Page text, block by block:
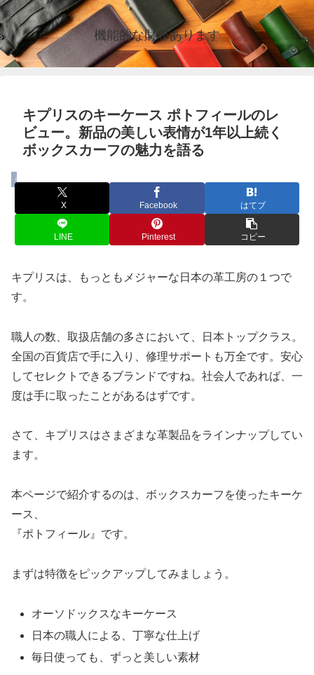
機能的な財布あります
キプリスのキーケース ポトフィールのレ
ビュー。新品の美しい表情が1年以上続く
ボックスカーフの魅力を語る
キーケース
X Facebook はてブ
LINE Pinterest コピー
キプリスは、もっともメジャーな日本の革工房の１つで
す。
職人の数、取扱店舗の多さにおいて、日本トップクラス。
全国の百貨店で手に入り、修理サポートも万全です。安心
してセレクトできるブランドですね。社会人であれば、一
度は手に取ったことがあるはずです。
さて、キプリスはさまざまな革製品をラインナップしてい
ます。
本ページで紹介するのは、ボックスカーフを使ったキーケ
ース、
『ポトフィール』です。
まずは特徴をピックアップしてみましょう。
オーソドックスなキーケース
日本の職人による、丁寧な仕上げ
毎日使っても、ずっと美しい素材